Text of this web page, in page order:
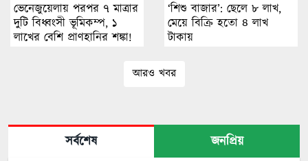
ভেনেজুয়েলায় পরপর ৭ মাত্রার
দুটি বিধ্বংসী ভূমিকম্প, ১
লাখের বেশি প্রাণহানির শঙ্কা!
‘শিশু বাজার’: ছেলে ৮ লাখ,
মেয়ে বিক্রি হতো ৪ লাখ
টাকায়
আরও খবর
সর্বশেষ
জনপ্রিয়